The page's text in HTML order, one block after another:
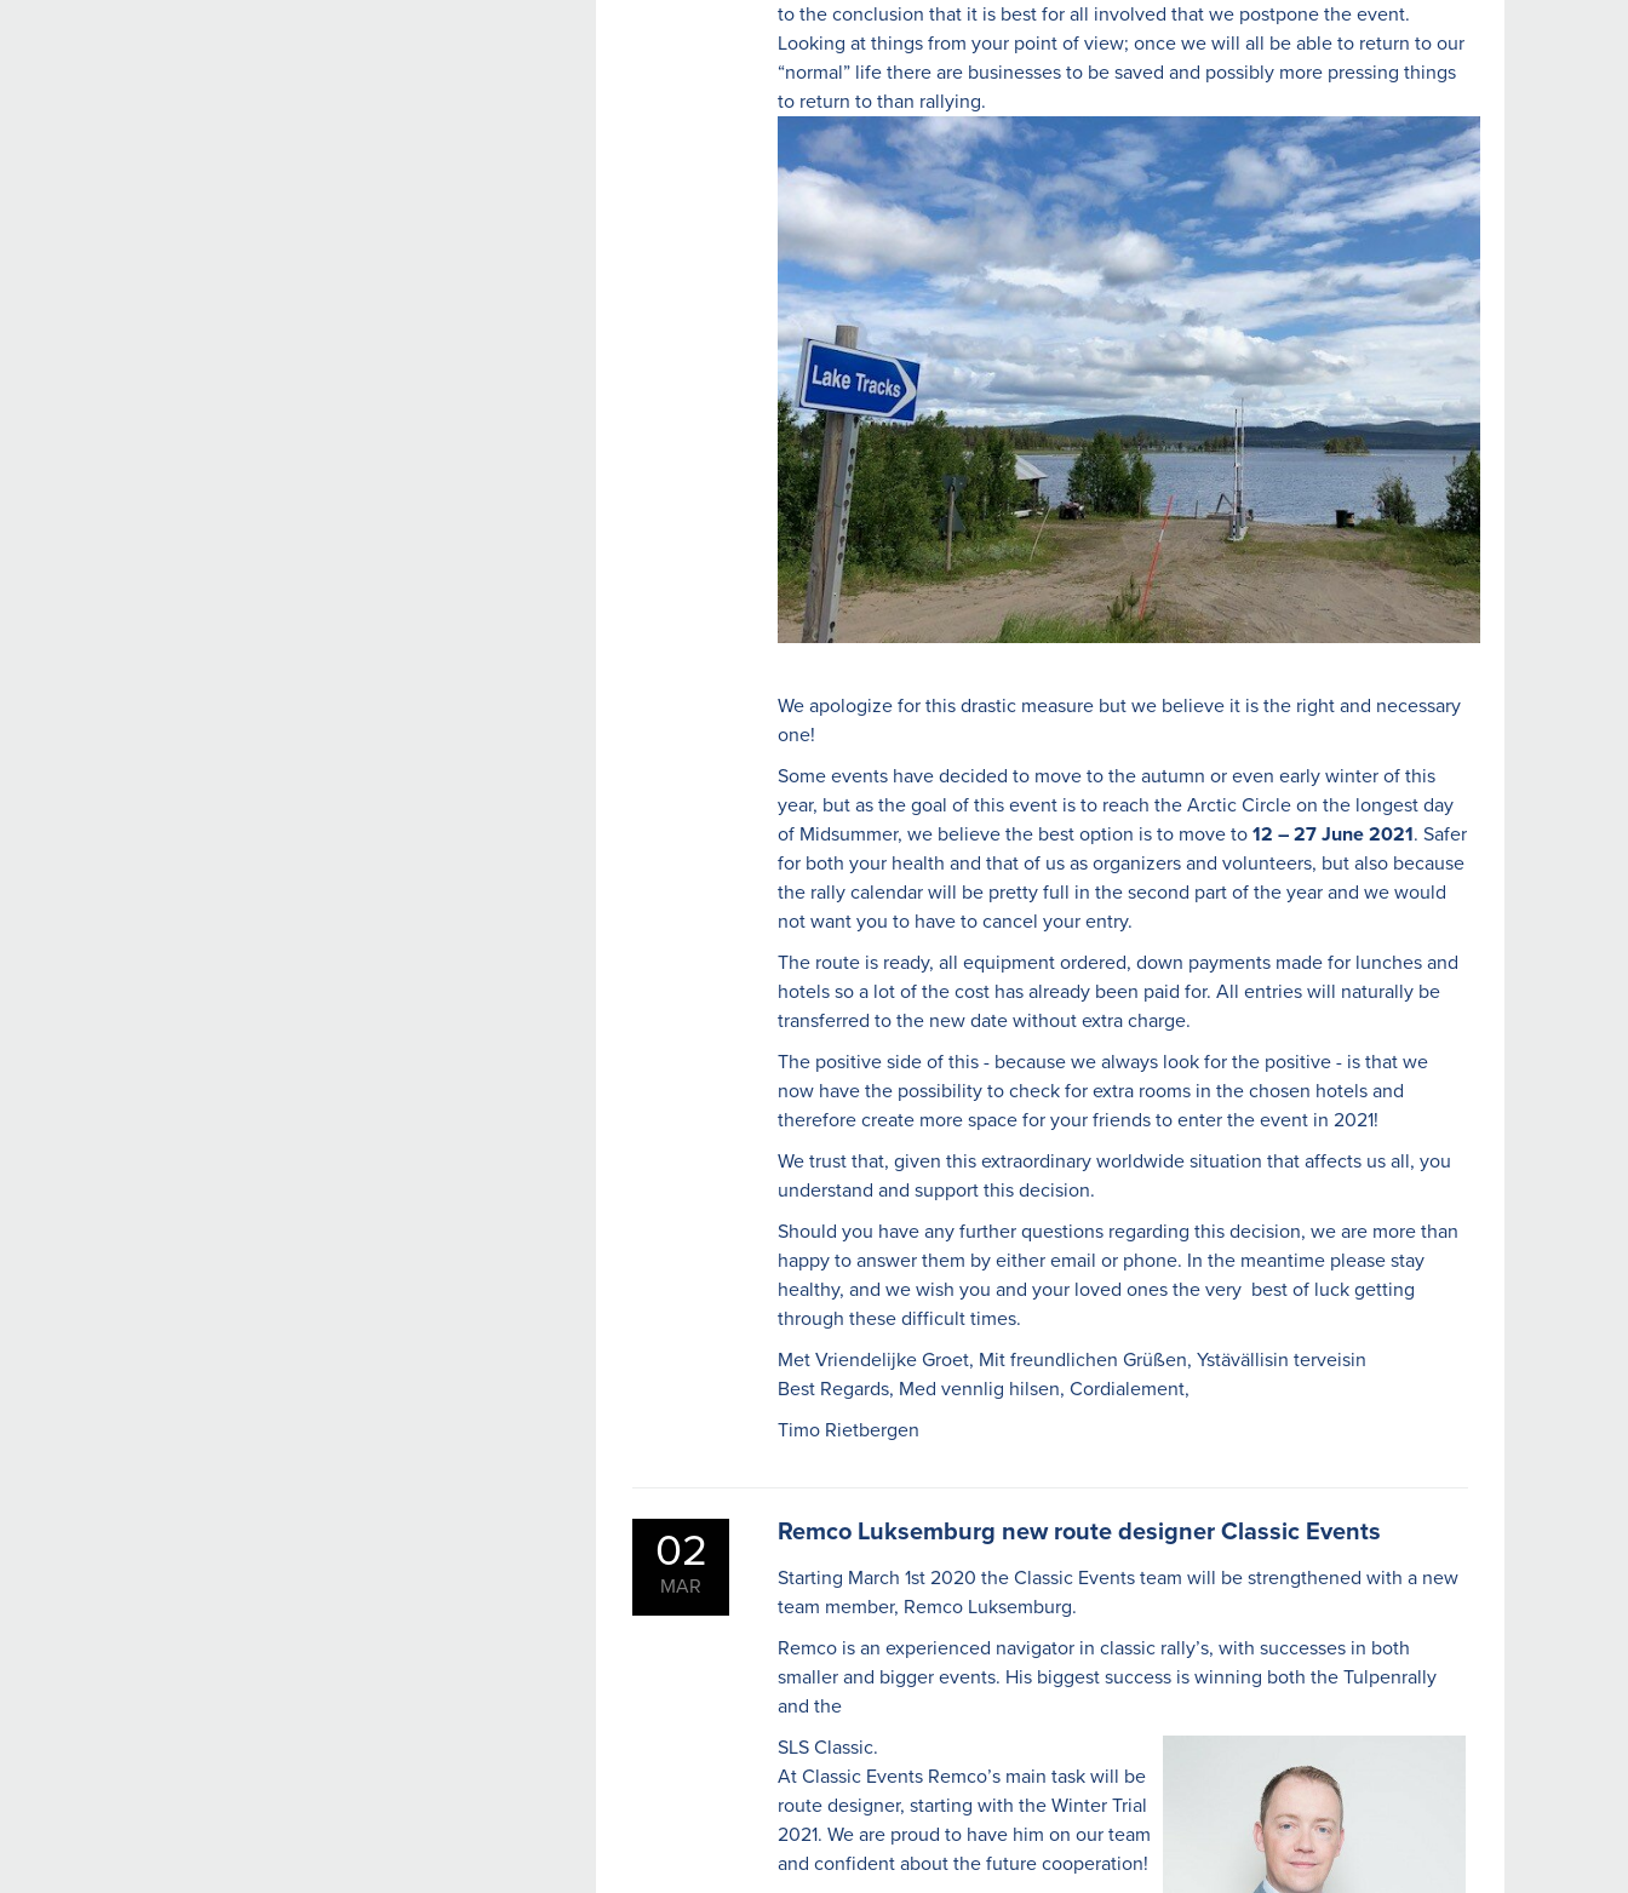
to the conclusion that it is best for all involved that we postpone the event.
Looking at things from your point of view; once we will all be able to return to our
“normal” life there are businesses to be saved and possibly more pressing things
to return to than rallying.
We apologize for this drastic measure but we believe it is the right and necessary
one!
Some events have decided to move to the autumn or even early winter of this
year, but as the goal of this event is to reach the Arctic Circle on the longest day
of Midsummer, we believe the best option is to move to 12 – 27 June 2021. Safer
for both your health and that of us as organizers and volunteers, but also because
the rally calendar will be pretty full in the second part of the year and we would
not want you to have to cancel your entry.
The route is ready, all equipment ordered, down payments made for lunches and
hotels so a lot of the cost has already been paid for. All entries will naturally be
transferred to the new date without extra charge.
The positive side of this - because we always look for the positive - is that we
now have the possibility to check for extra rooms in the chosen hotels and
therefore create more space for your friends to enter the event in 2021!
We trust that, given this extraordinary worldwide situation that affects us all, you
understand and support this decision.
Should you have any further questions regarding this decision, we are more than
happy to answer them by either email or phone. In the meantime please stay
healthy, and we wish you and your loved ones the very best of luck getting
through these difficult times.
Met Vriendelijke Groet, Mit freundlichen Grüßen, Ystävällisin terveisin
Best Regards, Med vennlig hilsen, Cordialement,
Timo Rietbergen
02
MAR
Remco Luksemburg new route designer Classic Events
Starting March 1st 2020 the Classic Events team will be strengthened with a new
team member, Remco Luksemburg.
Remco is an experienced navigator in classic rally’s, with successes in both
smaller and bigger events. His biggest success is winning both the Tulpenrally
and the
SLS Classic.
At Classic Events Remco’s main task will be
route designer, starting with the Winter Trial
2021. We are proud to have him on our team
and confident about the future cooperation!